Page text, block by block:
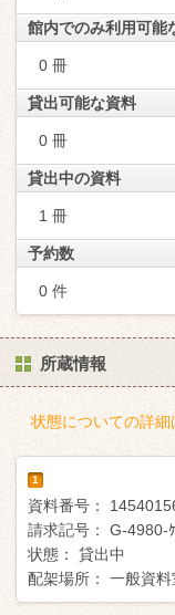
館内でのみ利用可能
0 冊
貸出可能な資料
0 冊
貸出中の資料
1 冊
予約数
0 件
所蔵情報
状態についての詳細
1
資料番号：
請求記号：
G-4980-ｹ
状態：
貸出中
配架場所：
一般資